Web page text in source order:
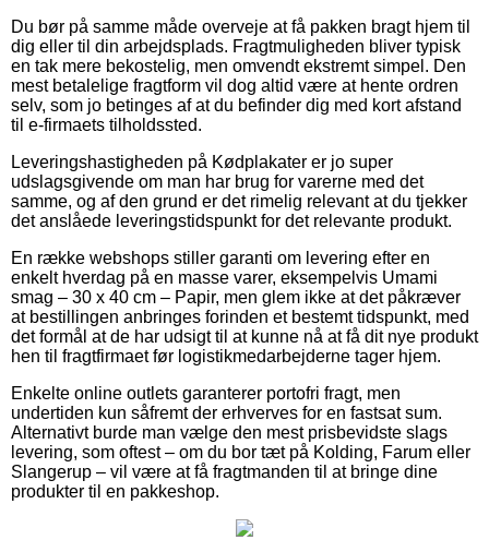
Du bør på samme måde overveje at få pakken bragt hjem til
dig eller til din arbejdsplads. Fragtmuligheden bliver typisk
en tak mere bekostelig, men omvendt ekstremt simpel. Den
mest betalelige fragtform vil dog altid være at hente ordren
selv, som jo betinges af at du befinder dig med kort afstand
til e-firmaets tilholdssted.
Leveringshastigheden på Kødplakater er jo super
udslagsgivende om man har brug for varerne med det
samme, og af den grund er det rimelig relevant at du tjekker
det anslåede leveringstidspunkt for det relevante produkt.
En række webshops stiller garanti om levering efter en
enkelt hverdag på en masse varer, eksempelvis Umami
smag – 30 x 40 cm – Papir, men glem ikke at det påkræver
at bestillingen anbringes forinden et bestemt tidspunkt, med
det formål at de har udsigt til at kunne nå at få dit nye produkt
hen til fragtfirmaet før logistikmedarbejderne tager hjem.
Enkelte online outlets garanterer portofri fragt, men
undertiden kun såfremt der erhverves for en fastsat sum.
Alternativt burde man vælge den mest prisbevidste slags
levering, som oftest – om du bor tæt på Kolding, Farum eller
Slangerup – vil være at få fragtmanden til at bringe dine
produkter til en pakkeshop.